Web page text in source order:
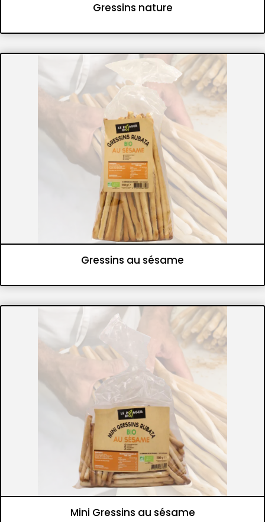
Gressins nature
Gressins et flûtes croustillantes Panifications
Gressins au sésame
Gressins et flûtes croustillantes Panifications
Mini Gressins au sésame